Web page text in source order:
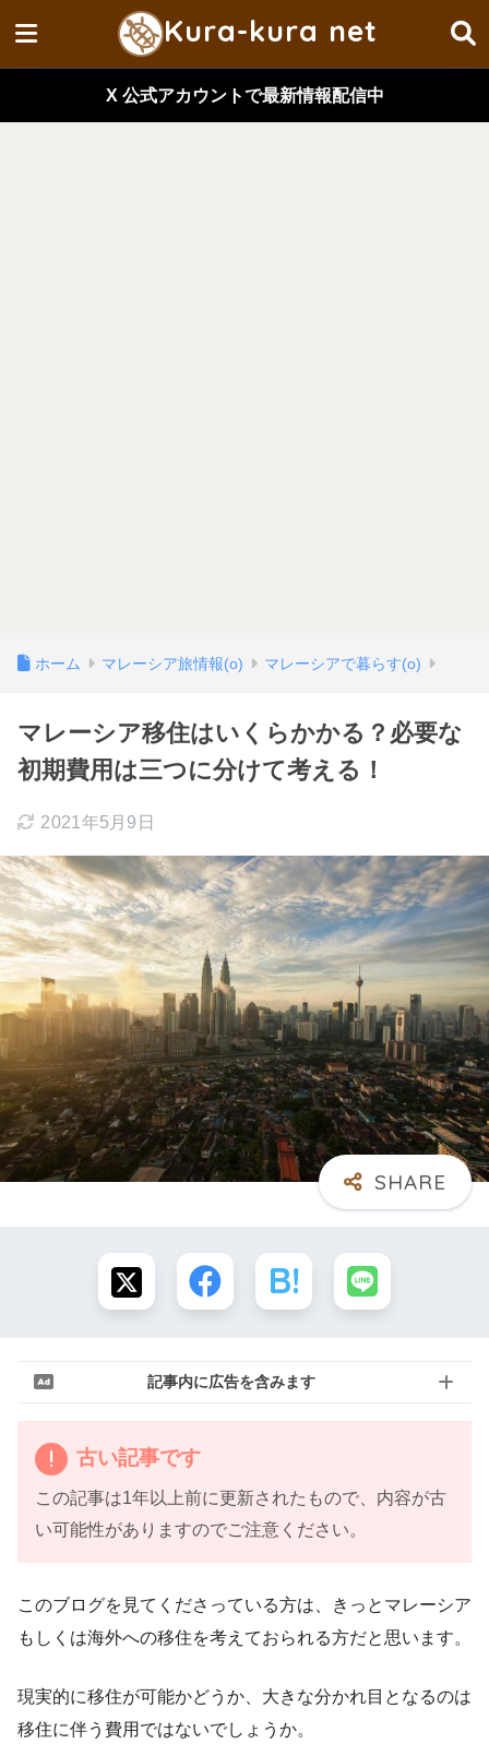
Kura-kura net
X 公式アカウントで最新情報配信中
ホーム マレーシア旅情報(o) マレーシアで暮らす(o)
マレーシア移住はいくらかかる？必要な
初期費用は三つに分けて考える！
2021年5月9日
記事内に広告を含みます
古い記事です
この記事は1年以上前に更新されたもので、内容が古
い可能性がありますのでご注意ください。
このブログを見てくださっている方は、きっとマレーシア
もしくは海外への移住を考えておられる方だと思います。
現実的に移住が可能かどうか、大きな分かれ目となるのは
移住に伴う費用ではないでしょうか。